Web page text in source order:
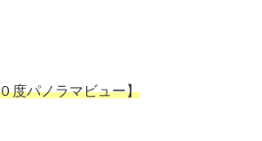
度パノラマビュー】